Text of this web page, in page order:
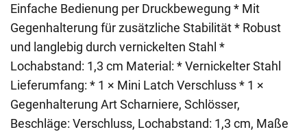
Einfache Bedienung per Druckbewegung * Mit
Gegenhalterung für zusätzliche Stabilität * Robust
und langlebig durch vernickelten Stahl *
Lochabstand: 1,3 cm Material: * Vernickelter Stahl
Lieferumfang: * 1 × Mini Latch Verschluss * 1 ×
Gegenhalterung Art Scharniere, Schlösser,
Beschläge: Verschluss, Lochabstand: 1,3 cm, Maße